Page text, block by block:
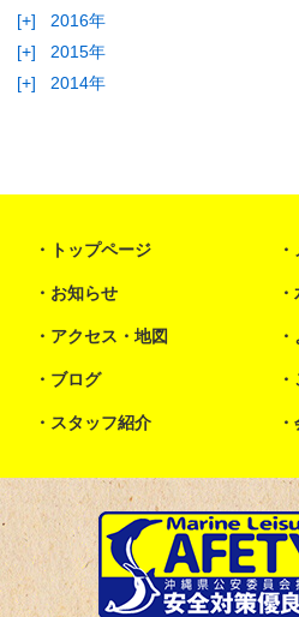
[+]
2016年
[+]
2015年
[+]
2014年
トップページ
お知らせ
アクセス・地図
ブログ
スタッフ紹介